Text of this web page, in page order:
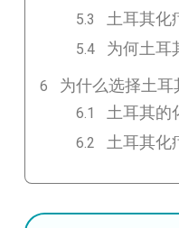
土耳其化
为何土耳
为什么选择土耳
土耳其的
土耳其化